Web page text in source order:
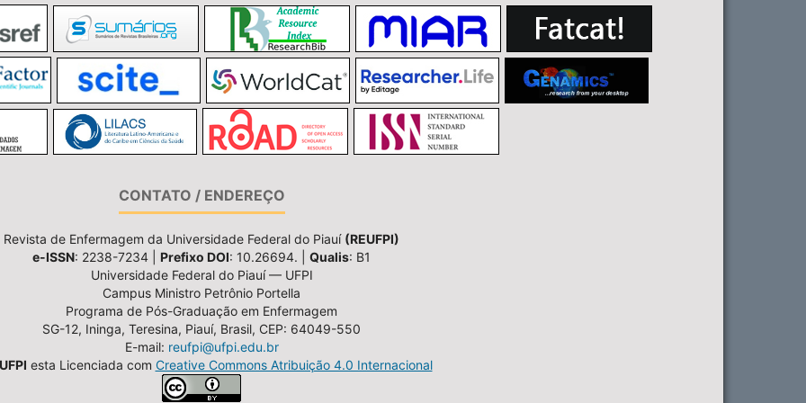
CONTATO / ENDEREÇO
Revista de Enfermagem da Universidade Federal do Piauí (REUFPI)
e-ISSN: 2238-7234 | Prefixo DOI: 10.26694. | Qualis: B1
Universidade Federal do Piauí — UFPI
Campus Ministro Petrônio Portella
Programa de Pós-Graduação em Enfermagem
SG-12, Ininga, Teresina, Piauí, Brasil, CEP: 64049-550
E-mail: reufpi@ufpi.edu.br
esta Licenciada com Creative Commons Atribuição 4.0 Internacional